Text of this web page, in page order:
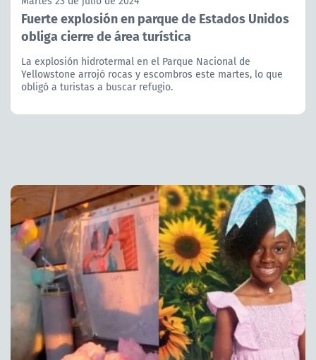
Fuerte explosión en parque de Estados Unidos
obliga cierre de área turística
La explosión hidrotermal en el Parque Nacional de
Yellowstone arrojó rocas y escombros este martes, lo que
obligó a turistas a buscar refugio.